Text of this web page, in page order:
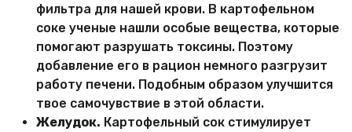
фильтра для нашей крови. В картофельном
соке ученые нашли особые вещества, которые
помогают разрушать токсины. Поэтому
добавление его в рацион немного разгрузит
работу печени. Подобным образом улучшится
твое самочувствие в этой области.
Желудок. Картофельный сок стимулирует